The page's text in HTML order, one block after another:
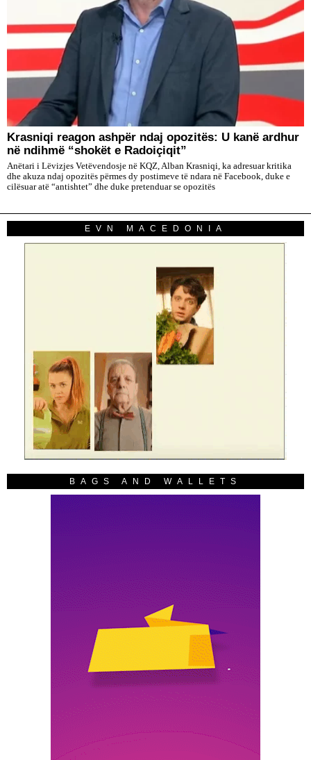
​Krasniqi reagon ashpër ndaj opozitës: U kanë ardhur
në ndihmë “shokët e Radoiçiqit”
Anëtari i Lëvizjes Vetëvendosje në KQZ, Alban Krasniqi, ka adresuar kritika
dhe akuza ndaj opozitës përmes dy postimeve të ndara në Facebook, duke e
cilësuar atë “antishtet” dhe duke pretenduar se opozitës
EVN MACEDONIA
BAGS AND WALLETS